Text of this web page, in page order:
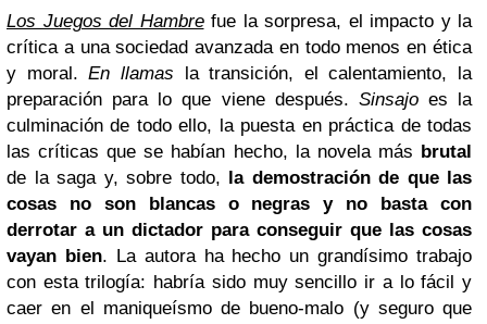
Los Juegos del Hambrefue la sorpresa, el impacto y la
crítica a una sociedad avanzada en todo menos en ética
y moral.En llamas la transición, el calentamiento, la
preparación para lo que viene después. Sinsajoes la
culminación de todo ello, la puesta en práctica de todas
las críticas que se habían hecho, la novela más brutal
de la saga y, sobre todo, la demostración de que las
cosas no son blancas o negras y no basta con
derrotar a un dictador para conseguir que las cosas
vayan bien. La autora ha hecho un grandísimo trabajo
con esta trilogía: habría sido muy sencillo ir a lo fácil y
caer en el maniqueísmo de bueno-malo (y seguro que